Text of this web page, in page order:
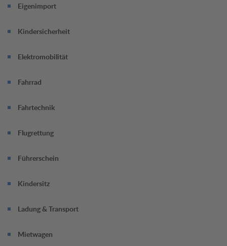
Eigenimport
Kindersicherheit
Elektromobilität
Fahrrad
Fahrtechnik
Flugrettung
Führerschein
Kindersitz
Ladung & Transport
Mietwagen